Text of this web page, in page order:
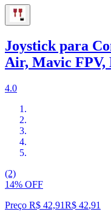
Joystick para
Air, Mavic FPV,
4.0
(2)
14% OFF
Preço R$ 42,91R$ 42,91